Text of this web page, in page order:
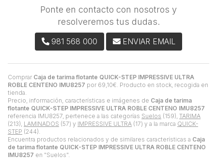
Comprar Caja de tarima flotante QUICK-STEP IMPRESSIVE ULTRA
ROBLE CENTENO IMU8257 por 69,10€ . Producto en stock, recogida en
tienda.
Precio, información, características e imágenes de Caja de tarima
flotante QUICK-STEP IMPRESSIVE ULTRA ROBLE CENTENO IMU8257
referencia IMU8257, pertenece a las categorías Suelos (159), TARIMA
(213), LAMINADOS (57) y IMPRESSIVE ULTRA (17) y a la marca QUICK-
STEP (244).
Encuentra productos relacionados y de similares características a Caja
de tarima flotante QUICK-STEP IMPRESSIVE ULTRA ROBLE CENTENO
IMU8257 en "Suelos".
Ponte en contacto con nosotros y
resolveremos tus dudas.
981 568 000 ENVIAR EMAIL